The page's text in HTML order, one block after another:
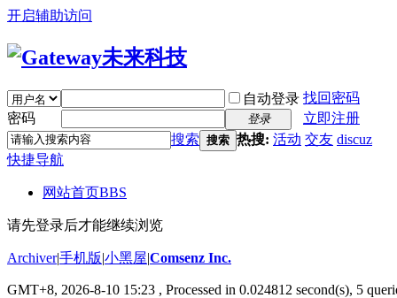
开启辅助访问
自动登录 找回密码
密码
登录
立即注册
搜索 搜索 热搜: 活动 交友 discuz
快捷导航
网站首页BBS
请先登录后才能继续浏览
Archiver|手机版|小黑屋|Comsenz Inc.
GMT+8, 2026-8-10 15:23 , Processed in 0.024812 second(s), 5